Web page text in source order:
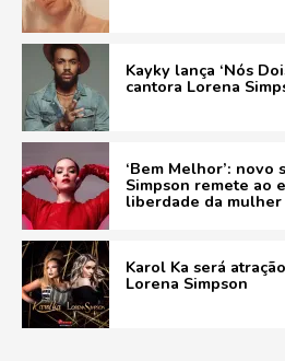
Kayky lança ‘Nós
cantora Lorena
‘Bem Melhor’:
Simpson remete ao
liberdade da mulher
Karol Ka será
Lorena Simpson